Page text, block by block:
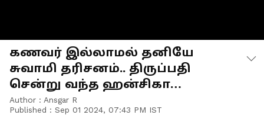
கணவர் இல்லாமல் தனியே
சுவாமி தரிசனம்.. திருப்பதி
சென்று வந்த ஹன்சிகா
மோத்வானி - Viral Video!
Author : Ansgar R
Published : Sep 01 2024, 07:43 PM IST